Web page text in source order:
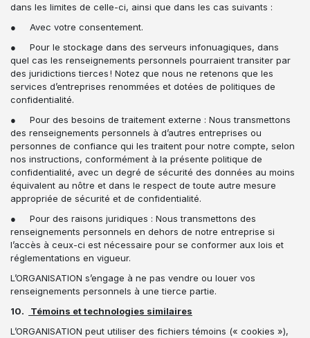
dans les limites de celle-ci, ainsi que dans les cas suivants :
● Avec votre consentement.
● Pour le stockage dans des serveurs infonuagiques, dans
quel cas les renseignements personnels pourraient transiter par
des juridictions tierces ! Notez que nous ne retenons que les
services d’entreprises renommées et dotées de politiques de
confidentialité.
● Pour des besoins de traitement externe : Nous transmettons
des renseignements personnels à d’autres entreprises ou
personnes de confiance qui les traitent pour notre compte, selon
nos instructions, conformément à la présente politique de
confidentialité, avec un degré de sécurité des données au moins
équivalent au nôtre et dans le respect de toute autre mesure
appropriée de sécurité et de confidentialité.
● Pour des raisons juridiques : Nous transmettons des
renseignements personnels en dehors de notre entreprise si
l’accès à ceux-ci est nécessaire pour se conformer aux lois et
réglementations en vigueur.
L’ORGANISATION s’engage à ne pas vendre ou louer vos
renseignements personnels à une tierce partie.
10.
Témoins et technologies similaires
L’ORGANISATION peut utiliser des fichiers témoins (« cookies »),